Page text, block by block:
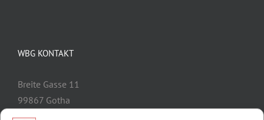
WBG KONTAKT
Breite Gasse 11
99867 Gotha
Telefon: